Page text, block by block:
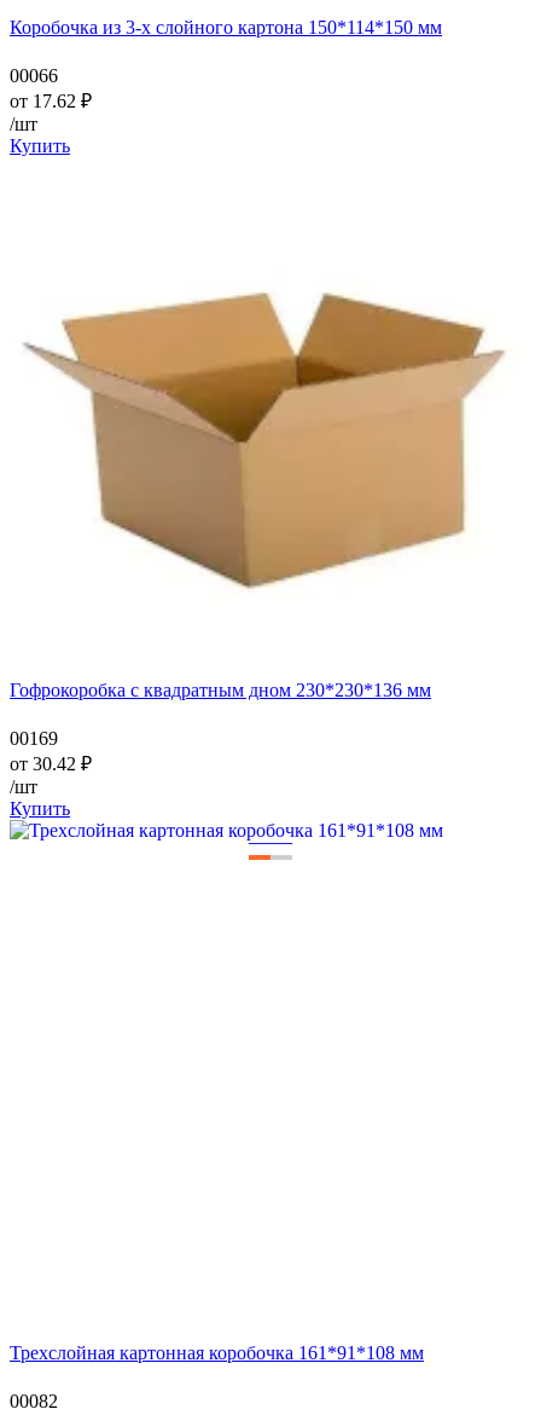
Коробочка из 3-х слойного картона 150*114*150 мм
00066
от 17.62 ₽
/шт
Купить
Гофрокоробка с квадратным дном 230*230*136 мм
00169
от 30.42 ₽
/шт
Купить
——
Трехслойная картонная коробочка 161*91*108 мм
00082